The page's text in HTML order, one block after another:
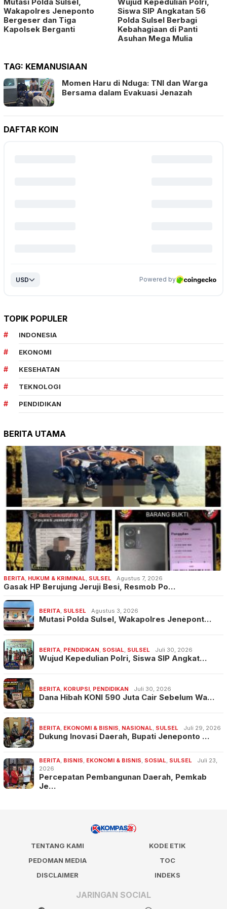
Wakapolres Jeneponto
Bergeser dan Tiga
Kapolsek Berganti
Siswa SIP Angkatan 56
Polda Sulsel Berbagi
Kebahagiaan di Panti
Asuhan Mega Mulia
TAG: KEMANUSIAAN
Momen Haru di Nduga: TNI dan Warga
Bersama dalam Evakuasi Jenazah
DAFTAR KOIN
TOPIK POPULER
INDONESIA
EKONOMI
KESEHATAN
TEKNOLOGI
PENDIDIKAN
BERITA UTAMA
BERITA HUKUM & KRIMINAL SULSEL Agustus 7, 2026
Gasak HP Berujung Jeruji Besi, Resmob Po…
BERITA SULSEL Agustus 3, 2026
Mutasi Polda Sulsel, Wakapolres Jenepont…
BERITA PENDIDIKAN SOSIAL SULSEL Juli 30, 2026
Wujud Kepedulian Polri, Siswa SIP Angkat…
BERITA KORUPSI PENDIDIKAN Juli 30, 2026
Dana Hibah KONI 590 Juta Cair Sebelum Wa…
BERITA EKONOMI & BISNIS NASIONAL SULSEL Juli 29, 2026
Dukung Inovasi Daerah, Bupati Jeneponto …
BERITA BISNIS EKONOMI & BISNIS SOSIAL SULSEL
Juli 23,
2026
Percepatan Pembangunan Daerah, Pemkab
Je…
TENTANG KAMI
KODE ETIK
PEDOMAN MEDIA
TOC
DISCLAIMER
INDEKS
JARINGAN SOCIAL